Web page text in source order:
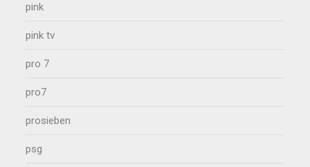
pink
pink tv
pro 7
pro7
prosieben
psg